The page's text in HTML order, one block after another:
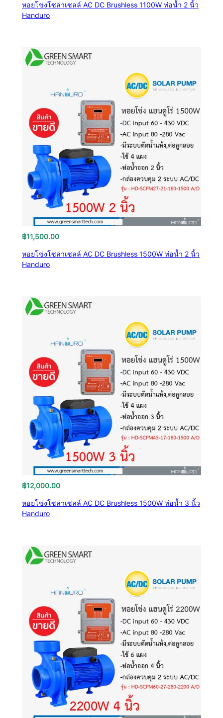
หอยโข่งโซล่าเซลล์ AC DC Brushless 1100W ท่อน้ำ 2 นิ้ว
Handuro
฿11,500.00
หอยโข่งโซล่าเซลล์ AC DC Brushless 1500W ท่อน้ำ 2 นิ้ว
Handuro
฿12,000.00
หอยโข่งโซล่าเซลล์ AC DC Brushless 1500W ท่อน้ำ 3 นิ้ว
Handuro